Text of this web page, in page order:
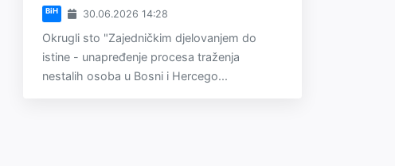
BiH 30.06.2026 14:28
Okrugli sto "Zajedničkim djelovanjem do
istine - unapređenje procesa traženja
nestalih osoba u Bosni i Hercego...